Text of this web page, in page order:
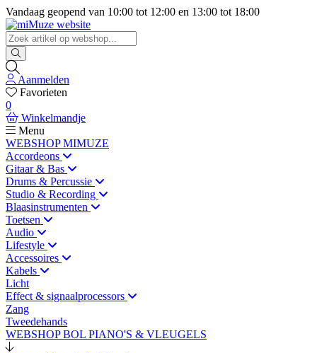
Vandaag geopend van 10:00 tot 12:00 en 13:00 tot 18:00
Aanmelden
Favorieten
0
Winkelmandje
Menu
WEBSHOP MIMUZE
Accordeons
Gitaar & Bas
Drums & Percussie
Studio & Recording
Blaasinstrumenten
Toetsen
Audio
Lifestyle
Accessoires
Kabels
Licht
Effect & signaalprocessors
Zang
Tweedehands
WEBSHOP BOL PIANO'S & VLEUGELS